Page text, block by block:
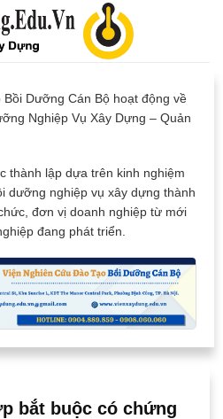
Dưỡng Cán Bộ hoạt động về
Nghiệp Vụ Xây Dựng – Quản
thành lập dựa trên kinh nghiệm
dưỡng nghiệp vụ xây dựng thành
đơn vị doanh nghiệp từ mới
đang phát triển.
bắt buộc có chứng